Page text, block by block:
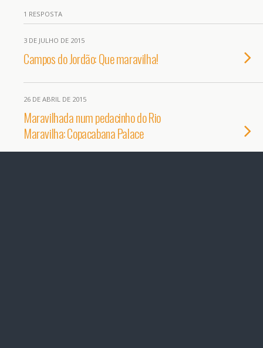
1 RESPOSTA
3 DE JULHO DE 2015
Campos do Jordão: Que maravilha!
26 DE ABRIL DE 2015
Maravilhada num pedacinho do Rio
Maravilha: Copacabana Palace